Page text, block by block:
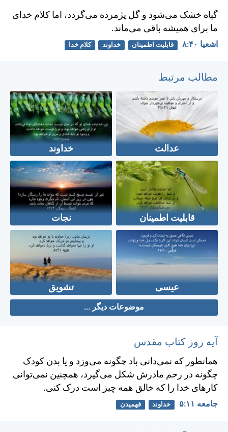
گياه خشک می‌شود و گل پژمرده می‌گردد، اما كلام خدای
ما برای هميشه باقی می‌ماند.
اشعيا ۴۰:‏۸ قابلیت اطمینان خداوند کلام خدا
مطالب مرتبط
عدالت خداوند
قابلیت اطمینان نجات
عیسی تشویق
موضوعات دیگر ...
آیه روز کتاب مقدس
همانطور كه نمی‌دانی باد چگونه می‌وزد و يا بدن كودک
چگونه در رحم مادرش شكل می‌گيرد، همچنين نمی‌توانی
كارهای خدا را كه خالق همه چيز است درک كنی.
جامعه ۱۱:‏۵ خداوند فهمیدن